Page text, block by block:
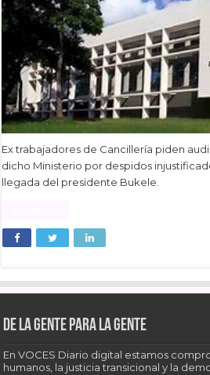
Ex trabajadores de Cancillería piden
dicho Ministerio por despidos
llegada del presidente Bukele.
De la gente para la gente
En VOCES Diario digital estamos
humanos, la justicia transicional y la